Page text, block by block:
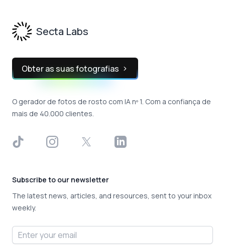
Secta Labs
Obter as suas fotografias
O gerador de fotos de rosto com IA nº 1. Com a confiança de
mais de 40.000 clientes.
TikTok InstagramX LinkedIn
Subscribe to our newsletter
The latest news, articles, and resources, sent to your inbox
weekly.
Email address